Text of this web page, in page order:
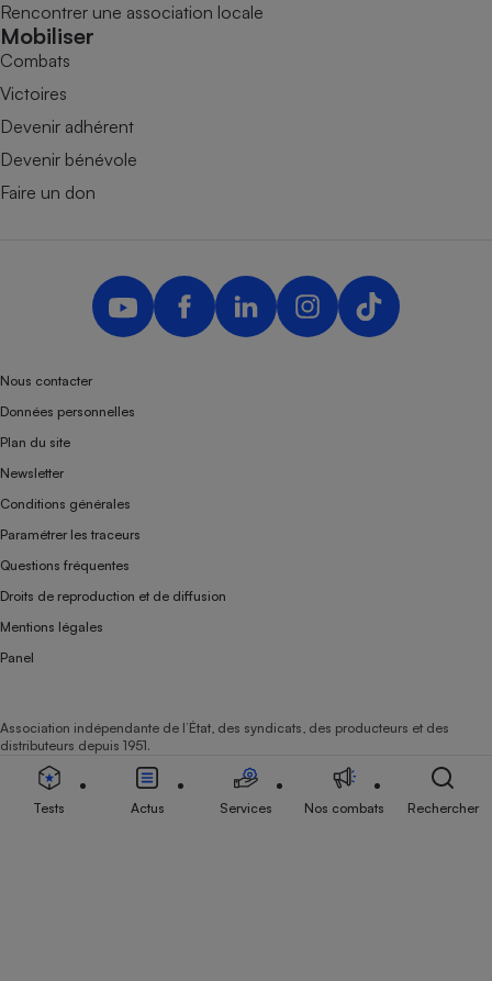
Rencontrer une association locale
Mobiliser
Combats
Victoires
Devenir adhérent
Devenir bénévole
Faire un don
Nous contacter
Données personnelles
Plan du site
Newsletter
Conditions générales
Paramétrer les traceurs
Questions fréquentes
Droits de reproduction et de diffusion
Mentions légales
Panel
Association indépendante de l’État, des syndicats, des producteurs et des
distributeurs depuis 1951.
Tests Actus Services Nos combats Rechercher